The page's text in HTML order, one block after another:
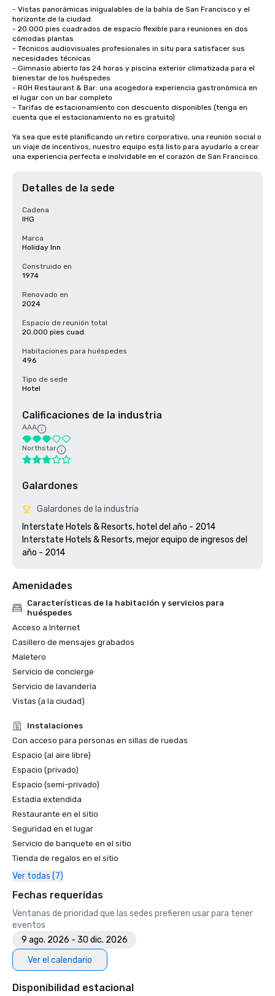
- Vistas panorámicas inigualables de la bahía de San Francisco y el
horizonte de la ciudad
- 20.000 pies cuadrados de espacio flexible para reuniones en dos
cómodas plantas
- Técnicos audiovisuales profesionales in situ para satisfacer sus
necesidades técnicas
- Gimnasio abierto las 24 horas y piscina exterior climatizada para el
bienestar de los huéspedes
- ROH Restaurant & Bar: una acogedora experiencia gastronómica en
el lugar con un bar completo
- Tarifas de estacionamiento con descuento disponibles (tenga en
cuenta que el estacionamiento no es gratuito)
Ya sea que esté planificando un retiro corporativo, una reunión social o
un viaje de incentivos, nuestro equipo está listo para ayudarlo a crear
una experiencia perfecta e inolvidable en el corazón de San Francisco.
Detalles de la sede
Cadena
IHG
Marca
Holiday Inn
Construido en
1974
Renovado en
2024
Espacio de reunión total
20.000 pies cuad.
Habitaciones para huéspedes
496
Tipo de sede
Hotel
Calificaciones de la industria
AAA
Northstar
Galardones
Galardones de la industria
Interstate Hotels & Resorts, hotel del año - 2014
Interstate Hotels & Resorts, mejor equipo de ingresos del
Amenidades
Características de la habitación y servicios para
huéspedes
Acceso a Internet
Casillero de mensajes grabados
Maletero
Servicio de concierge
Servicio de lavandería
Vistas (a la ciudad)
Instalaciones
Con acceso para personas en sillas de ruedas
Espacio (al aire libre)
Espacio (privado)
Espacio (semi-privado)
Estadía extendida
Restaurante en el sitio
Seguridad en el lugar
Servicio de banquete en el sitio
Tienda de regalos en el sitio
Ver todas (7)
Fechas requeridas
Ventanas de prioridad que las sedes prefieren usar para tener
eventos
9 ago. 2026 - 30 dic. 2026
Ver el calendario
Disponibilidad estacional